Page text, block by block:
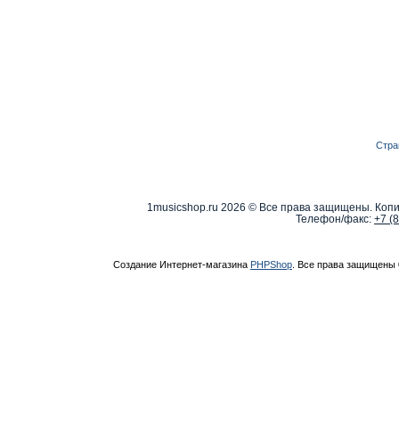
1musicshop.ru 2026 © Все права защищены.
Телефон/факс: +7
Создание Интернет-магазина PHPShop . Все права защищены